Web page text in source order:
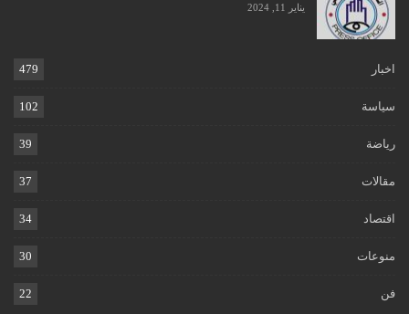
يناير 11, 2024
اخبار 479
سياسة 102
رياضة 39
مقالات 37
اقتصاد 34
منوعات 30
فن 22